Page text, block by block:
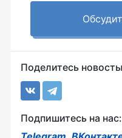
Поделитесь
Подпишитесь на нас: